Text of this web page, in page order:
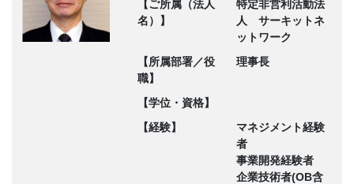
【ご所属（法人
名）】
特定非営利活動法
人 サーキットネ
ットワーク
【所属部署／役
職】
理事長
【学位・資格】
【経験】
マネジメント経験
者
事業開発経験者
企業技術者(OB含